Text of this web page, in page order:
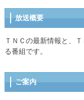
放送概要
ＴＮＣの最新情報と、
る番組です。
ご案内